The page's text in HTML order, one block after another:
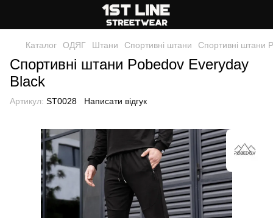
Каталог ОДЯГ Штани Спортивні штани Спортивні штани
Спортивні штани Pobedov Everyday
Black
Артикул: ST0028 Написати відгук